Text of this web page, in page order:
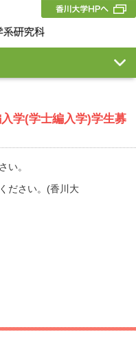
学(学士編入学)学生募
い。
ださい。(香川大